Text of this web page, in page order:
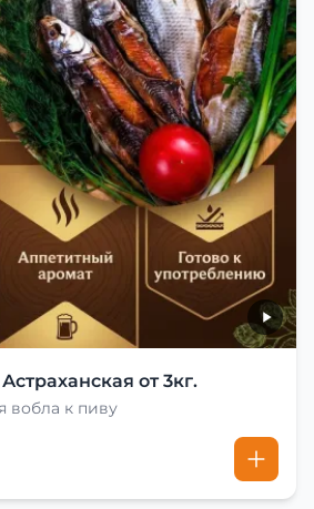
от 3кг.
вобла к пиву